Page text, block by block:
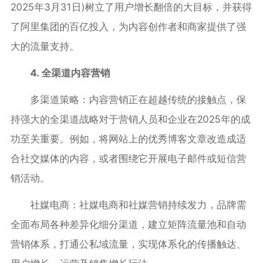
2025年3月31日)树立了用户增长翻倍的大目标，并获得
了阿里集团的百亿投入，为内容创作者和商家提供了强
大的流量支持。
4. 全渠道内容营销
多渠道策略：内容营销正在超越传统的接触点，保
持强大的全渠道战略对于营销人员和企业在2025年的成
功至关重要。例如，将网站上的优秀博客文章改造成适
合社交媒体的内容，或者围绕它开展电子邮件或短信营
销活动。
社媒电商：社媒电商和社媒营销持续发力，品牌需
全面布局各种差异化细分渠道，建立矩阵流量池和自动
营销体系，打通公私域流量，实现体系化的传播触达、